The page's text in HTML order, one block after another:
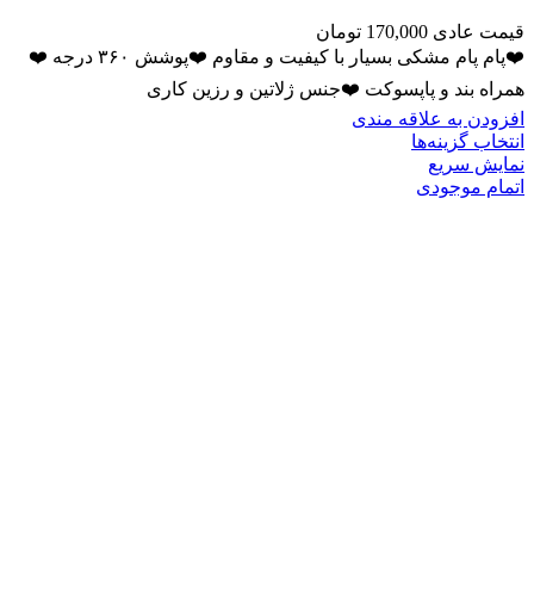
قیمت عادی 170,000 تومان
❤️پام پام مشکی بسیار با کیفیت و مقاوم ❤️پوشش ۳۶۰ درجه ❤️
همراه بند و پاپسوکت ❤️جنس ژلاتین و رزین کاری
افزودن به علاقه مندی
انتخاب گزینه‌ها
نمایش سریع
اتمام موجودی